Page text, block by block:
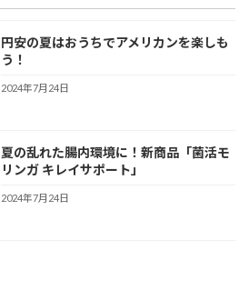
円安の夏はおうちでアメリカンを楽しも
う！
2024年7月24日
夏の乱れた腸内環境に！新商品「菌活モ
リンガ キレイサポート」
2024年7月24日